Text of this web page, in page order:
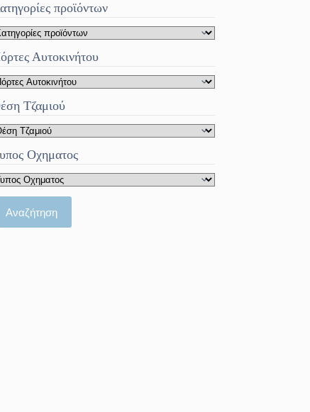
προϊόντων
Αυτοκινήτου
Τζαμιού
Οχηματος
Αναζήτηση